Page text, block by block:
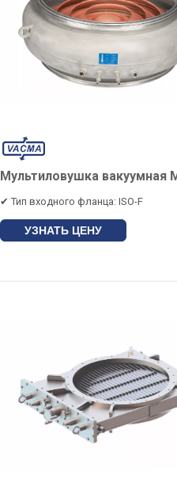
Мультиловушка вакуумная
✔ Тип входного фланца: ISO-F
УЗНАТЬ ЦЕНУ